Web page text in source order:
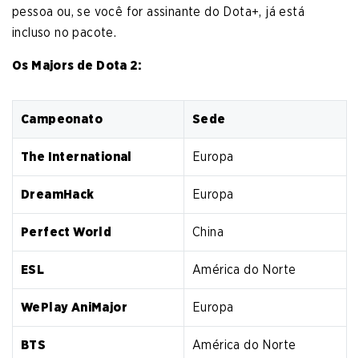
pessoa ou, se você for assinante do Dota+, já está
incluso no pacote.
Os Majors de Dota 2:
Campeonato Sede
The International Europa
DreamHack Europa
Perfect World China
ESL América do Norte
WePlay AniMajor Europa
BTS América do Norte